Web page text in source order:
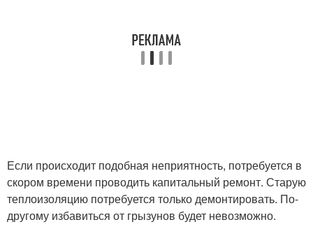
Если происходит подобная неприятность, потребуется в
скором времени проводить капитальный ремонт. Старую
теплоизоляцию потребуется только демонтировать. По-
другому избавиться от грызунов будет невозможно.